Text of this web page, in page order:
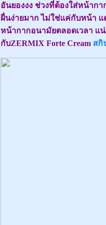
อันยองงง ช่วงที่ต้องใส่หน้าก
ผื่นง่ายมาก ไม่ใช่แค่กับหน้า
หน้ากากอนามัยตลอดเวลา แ
กับZERMIX Forte Cream สกิ